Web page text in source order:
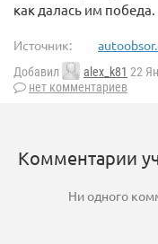
как далась им победа.
Источник:
Добавил alex_k81 22
нет комментариев
Комментарии
Ни одного